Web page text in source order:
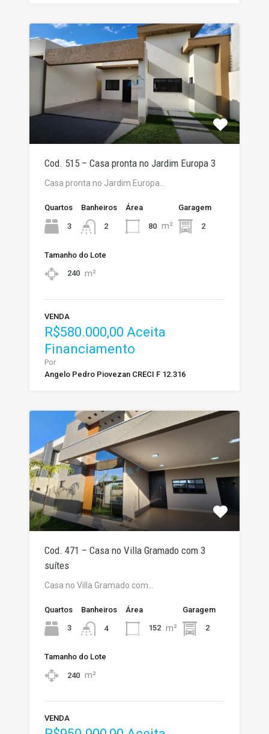
Cod. 515 – Casa pronta no Jardim Europa 3
Casa pronta no Jardim Europa…
Quartos
3
Banheiros
2
Área
80 m²
Garagem
2
Tamanho do Lote
240 m²
VENDA
R$580.000,00 Aceita
Financiamento
Por
Angelo Pedro Piovezan CRECI F 12.316
Cod. 471 – Casa no Villa Gramado com 3
suítes
Casa no Villa Gramado com…
Quartos
3
Banheiros
4
Área
152 m²
Garagem
2
Tamanho do Lote
240 m²
VENDA